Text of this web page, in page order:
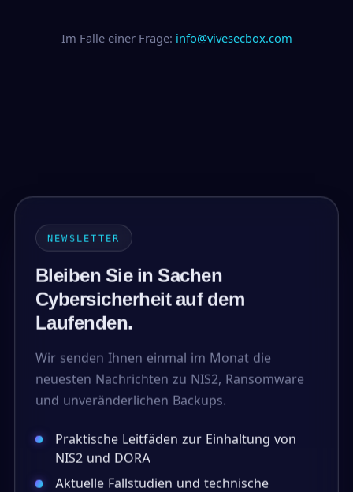
Im Falle einer Frage: info@vivesecbox.com
NEWSLETTER
Bleiben Sie in Sachen
Cybersicherheit auf dem
Laufenden.
Wir senden Ihnen einmal im Monat die
neuesten Nachrichten zu NIS2, Ransomware
und unveränderlichen Backups.
Praktische Leitfäden zur Einhaltung von
NIS2 und DORA
Aktuelle Fallstudien und technische